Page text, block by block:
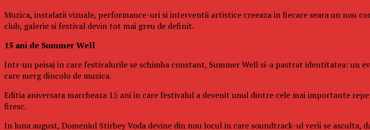
Muzica, instalatii vizuale, performance-uri si interventii artistice creeaza in fiecare seara un nou
club, galerie si festival devin tot mai greu de definit.
15 ani de Summer Well
Intr-un peisaj in care festivalurile se schimba constant, Summer Well si-a pastrat identitatea:
care merg dincolo de muzica.
Editia aniversara marcheaza 15 ani in care festivalul a devenit unul dintre cele mai importante
firesc.
In luna august, Domeniul Stirbey Voda devine din nou locul in care soundtrack-ul verii se asculta,